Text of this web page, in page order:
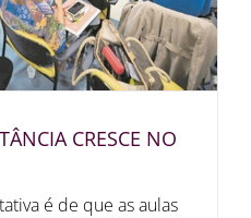
CRESCE NO
é de que as aulas